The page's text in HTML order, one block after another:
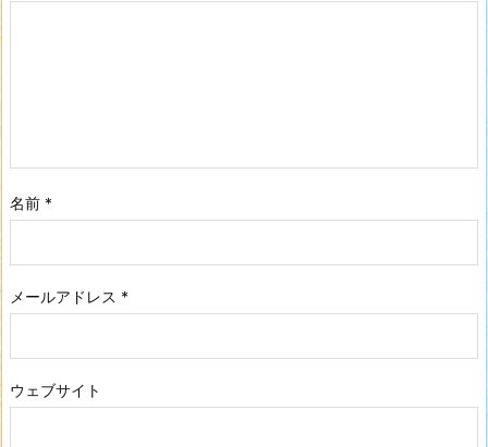
名前 *
メールアドレス *
ウェブサイト